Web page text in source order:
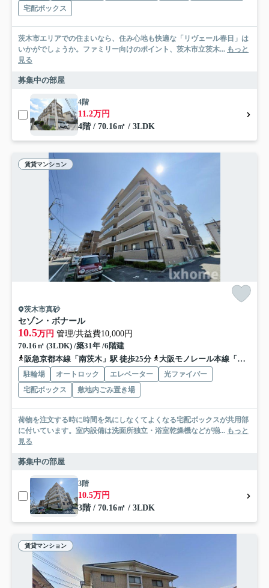
宅配ボックス
茨木市エリアでの住まいなら、住み心地も快適な「リヴェール春日」は
いかがでしょうか。ファミリー向けのポイント、茨木市立茨木... もっと
見る
募集中の部屋
4階
11.2万円
4階 / 70.16㎡ / 3LDK
賃貸マンション
茨木市真砂
セゾン・ボナール
10.5万円 管理/共益費10,000円
70.16㎡ (3LDK) /築31年 /6階建
阪急京都本線「南茨木」駅 徒歩25分
大阪モノレール本線「沢良宜」駅 徒歩28分
駐輪場 オートロック エレベーター
光ファイバー
宅配ボックス
敷地内ごみ置き場
荷物を注文する時に時間を気にしなくてよくなる宅配ボックスが共用部
に付いています。室内設備は洗面所独立・浴室乾燥機などが揃... もっと
見る
募集中の部屋
3階
10.5万円
3階 / 70.16㎡ / 3LDK
賃貸マンション